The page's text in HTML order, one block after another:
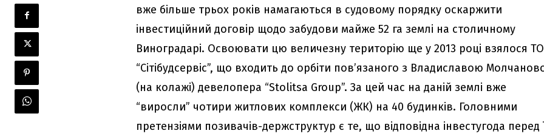
вже більше трьох років намагаються в судовому порядку оскаржити
інвестиційний договір щодо забудови майже 52 га землі на столичному
Виноградарі. Освоювати цю величезну територію ще у 2013 році взялося
“Сітібудсервіс”, що входить до орбіти пов’язаного з Владиславою
(на колажі) девелопера “Stolitsa Group”. За цей час на даній землі вже
“виросли” чотири житлових комплекси (ЖК) на 40 будинків. Головними
претензіями позивачів-держструктур є те, що відповідна інвестугода перед